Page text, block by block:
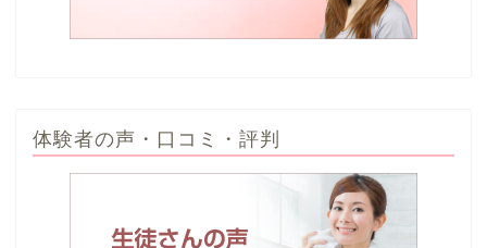
体験者の声・口コミ・評判